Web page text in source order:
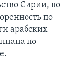
Сирии, по
по
арабских
по